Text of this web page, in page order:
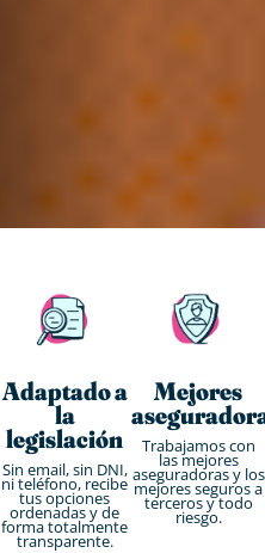
Adaptado a
la
legislación
Sin email, sin DNI,
ni teléfono, recibe
tus opciones
ordenadas y de
forma totalmente
transparente.
Mejores
Trabajamos con
las mejores
aseguradoras y los
mejores seguros a
terceros y todo
riesgo.